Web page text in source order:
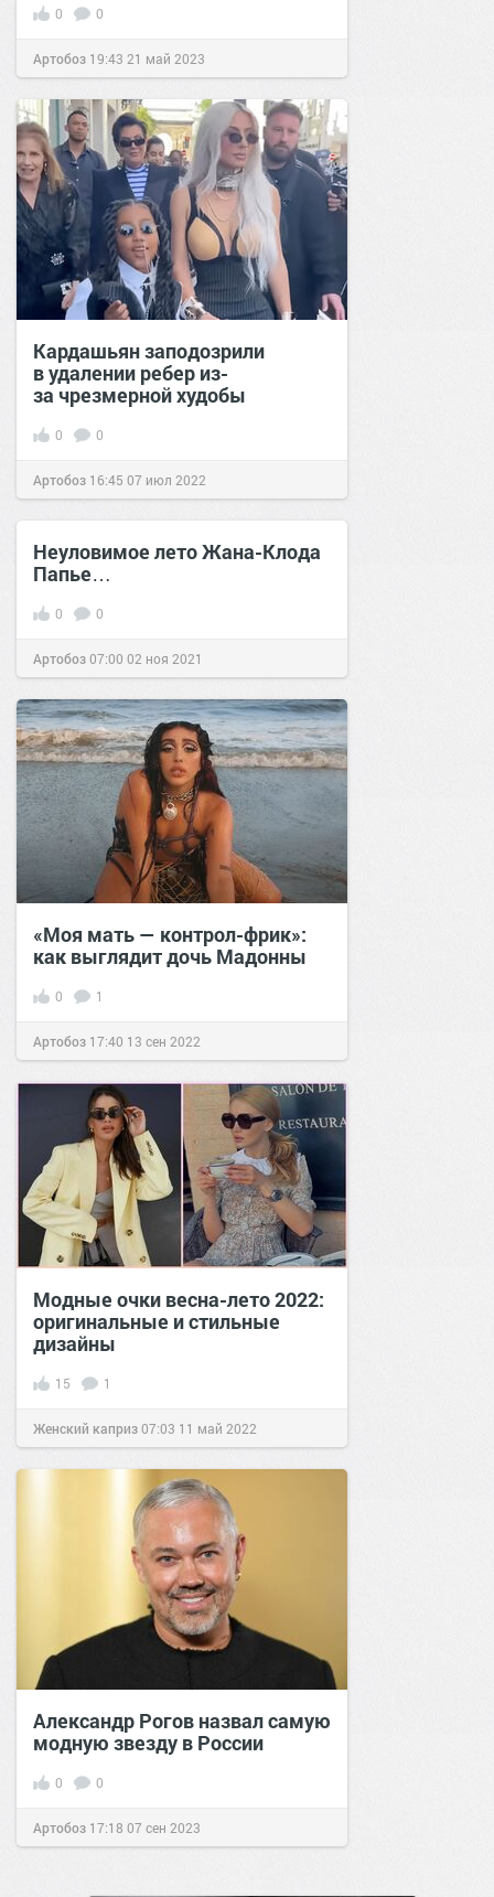
0 0
Артобоз 19:43 21 май 2023
Кардашьян заподозрили
в удалении ребер из-
за чрезмерной худобы
0 0
Артобоз 16:45 07 июл 2022
Неуловимое лето Жана-Клода
Папье…
0 0
Артобоз07:00 02 ноя 2021
«Моя мать — контрол-фрик»:
как выглядит дочь Мадонны
0 1
Артобоз 17:40 13 сен 2022
Модные очки весна-лето 2022:
оригинальные и стильные
дизайны
15 1
Женский каприз07:03 11 май 2022
Александр Рогов назвал самую
модную звезду в России
0 0
Артобоз 17:18 07 сен 2023